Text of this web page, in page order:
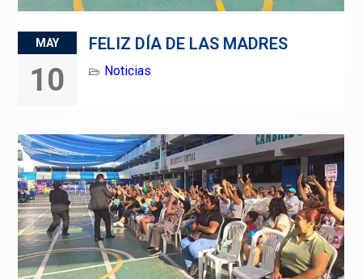
MAY
10
FELIZ DÍA DE LAS MADRES
Noticias